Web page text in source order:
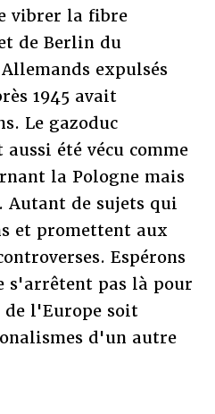
vibrer la fibre
de Berlin du
expulsés
1945 avait
Le gazoduc
été vécu comme
la Pologne mais
Autant de sujets qui
et promettent aux
Espérons
s'arrêtent pas là pour
l'Europe soit
d'un autre